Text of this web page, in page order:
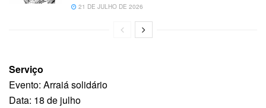
21 DE JULHO DE 2026
Serviço
Evento: Arraiá solidário
Data: 18 de julho